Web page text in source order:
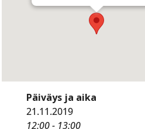
Päiväys ja aika
21.11.2019
12:00 - 13:00